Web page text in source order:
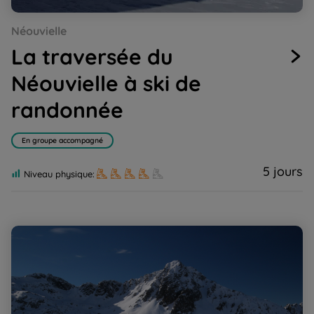
toto
2
to
3
to
4
to
5
Néouvielle
La traversée du
Néouvielle à ski de
randonnée
En groupe accompagné
Niveau physique: 5 jours
Raquettes Balnéo, Néouvielle Gavarnie